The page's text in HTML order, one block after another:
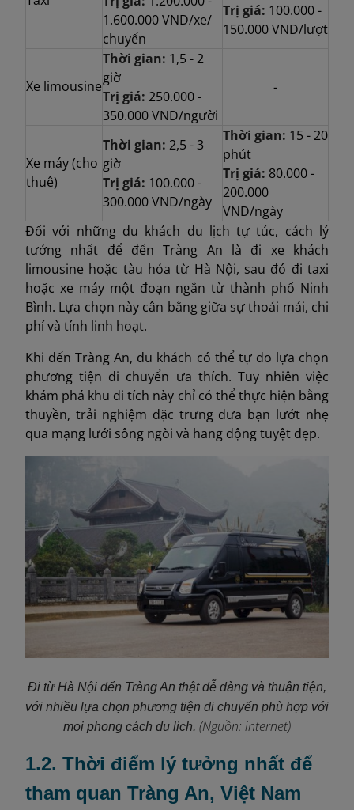
1.600.000 VND/xe/
chuyến
Trị giá: 100.000 -
150.000 VND/lượt
Xe limousine
Thời gian: 1,5 - 2
giờ
Trị giá: 250.000 -
350.000 VND/người
-
Xe máy (cho
thuê)
Thời gian: 2,5 - 3
giờ
Trị giá: 100.000 -
300.000 VND/ngày
Thời gian: 15 - 20
phút
Trị giá: 80.000 -
200.000
VND/ngày
Đối với những du khách du lịch tự túc, cách lý
tưởng nhất để đến Tràng An là đi xe khách
limousine hoặc tàu hỏa từ Hà Nội, sau đó đi taxi
hoặc xe máy một đoạn ngắn từ thành phố Ninh
Bình. Lựa chọn này cân bằng giữa sự thoải mái, chi
phí và tính linh hoạt.
Khi đến Tràng An, du khách có thể tự do lựa chọn
phương tiện di chuyển ưa thích. Tuy nhiên việc
khám phá khu di tích này chỉ có thể thực hiện bằng
thuyền, trải nghiệm đặc trưng đưa bạn lướt nhẹ
qua mạng lưới sông ngòi và hang động tuyệt đẹp.
Đi từ Hà Nội đến Tràng An thật dễ dàng và thuận tiện,
với nhiều lựa chọn phương tiện di chuyển phù hợp với
mọi phong cách du lịch. (Nguồn: internet)
1.2. Thời điểm lý tưởng nhất để
tham quan Tràng An, Việt Nam